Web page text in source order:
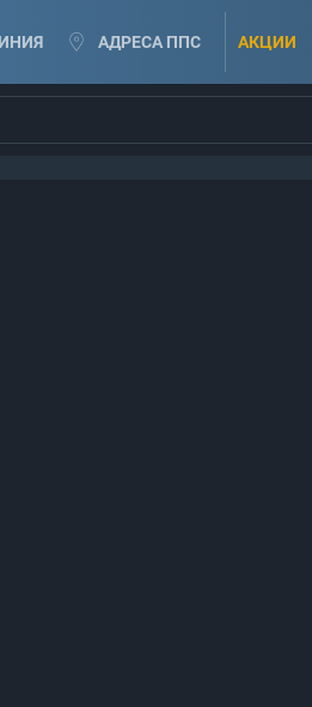
АДРЕСА ППС АКЦИИ